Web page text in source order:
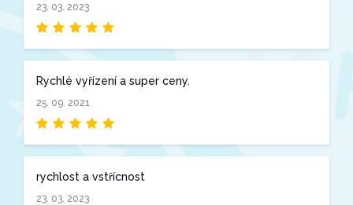
23. 03. 2023
Rychlé vyřízení a super ceny.
25. 09. 2021
rychlost a vstřícnost
23. 03. 2023